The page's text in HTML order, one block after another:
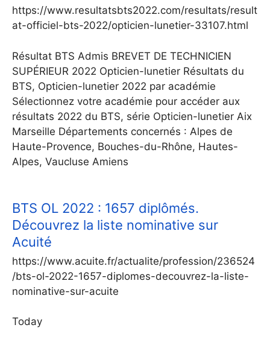
https://www.resultatsbts2022.com/resultats/result
at-officiel-bts-2022/opticien-lunetier-33107.html
Résultat BTS Admis BREVET DE TECHNICIEN
SUPÉRIEUR 2022 Opticien-lunetier Résultats du
BTS, Opticien-lunetier 2022 par académie
Sélectionnez votre académie pour accéder aux
résultats 2022 du BTS, série Opticien-lunetier Aix
Marseille Départements concernés : Alpes de
Haute-Provence, Bouches-du-Rhône, Hautes-
Alpes, Vaucluse Amiens
BTS OL 2022 : 1657 diplômés.
Découvrez la liste nominative sur
Acuité
https://www.acuite.fr/actualite/profession/236524
/bts-ol-2022-1657-diplomes-decouvrez-la-liste-
nominative-sur-acuite
Today